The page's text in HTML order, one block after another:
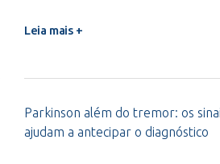
Leia mais +
Parkinson além do tremor: os
ajudam a antecipar o diagnóstico